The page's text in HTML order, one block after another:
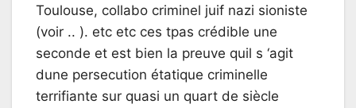
Toulouse, collabo criminel juif nazi sioniste
(voir .. ). etc etc ces tpas crédible une
seconde et est bien la preuve quil s ‘agit
dune persecution étatique criminelle
terrifiante sur quasi un quart de siècle